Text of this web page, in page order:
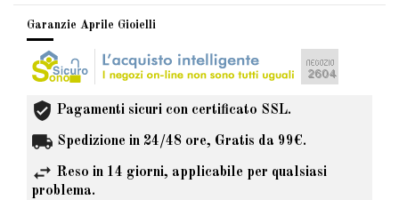
Garanzie Aprile Gioielli
Pagamenti sicuri con certificato SSL.
Spedizione in 24/48 ore, Gratis da 99€.
Reso in 14 giorni, applicabile per qualsiasi
problema.